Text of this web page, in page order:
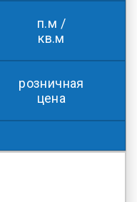
п.м /
кв.м
розничная
цена